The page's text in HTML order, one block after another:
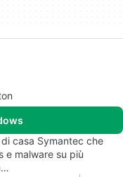
casa Symantec che
e malware su più